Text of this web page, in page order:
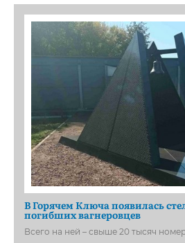
В Горячем Ключа появилась
погибших вагнеровцев
Всего на ней – свыше 20 тысяч